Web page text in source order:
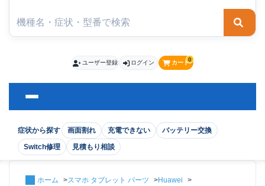
検索
症状から探す 画面割れ 充電できない
バッテリー交換
Switch修理
見積もり相談
ユーザー登録 ログイン カート0
ホーム スマホ タブレット パーツ
Huawei